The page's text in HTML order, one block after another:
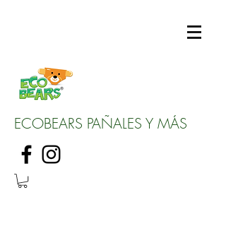
ECOBEARS PAÑALES Y MÁS